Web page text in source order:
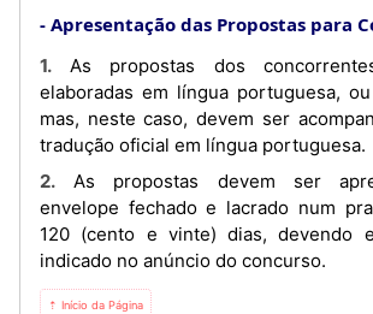
Apresentação das Propostas para
1. As propostas dos concorrentes devem ser
elaboradas em língua portuguesa,
mas, neste caso, devem ser
tradução oficial em língua portuguesa.
2. As propostas devem ser apresentadas em
envelope fechado e lacrado num
120 (cento e vinte) dias, devendo
indicado no anúncio do concurso.
⇡ Início da Página